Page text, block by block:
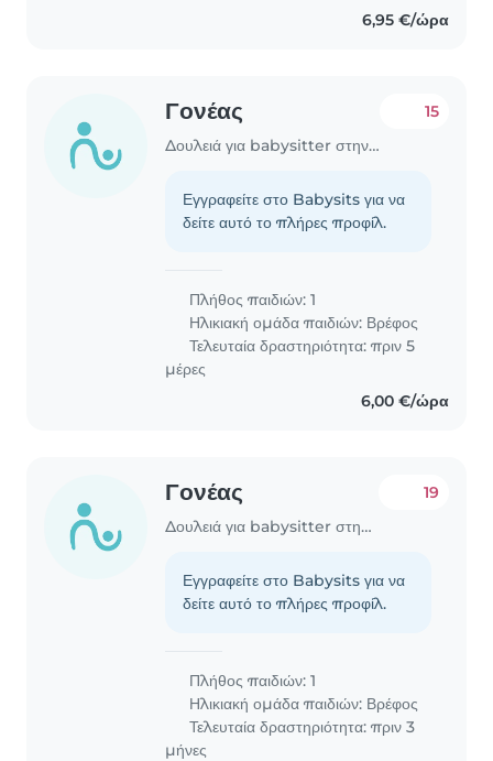
6,95 €/ώρα
Γονέας
Δουλειά για babysitter στην περιοχή Νέα Σμύρνη
15
Εγγραφείτε στο Babysits για να
δείτε αυτό το πλήρες προφίλ.
Πλήθος παιδιών: 1
Ηλικιακή ομάδα παιδιών: Βρέφος
Τελευταία δραστηριότητα: πριν 5
μέρες
6,00 €/ώρα
Γονέας
Δουλειά για babysitter στην περιοχή Νέα Σμύρνη
19
Εγγραφείτε στο Babysits για να
δείτε αυτό το πλήρες προφίλ.
Πλήθος παιδιών: 1
Ηλικιακή ομάδα παιδιών: Βρέφος
Τελευταία δραστηριότητα: πριν 3
μήνες